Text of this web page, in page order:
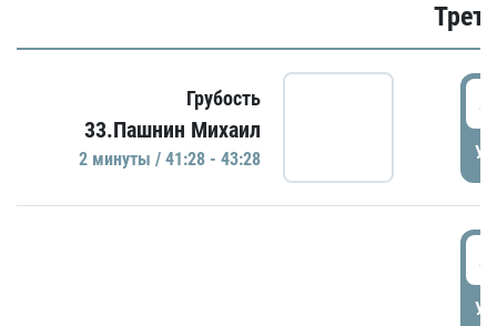
Грубость
33.Пашнин Михаил
2 минуты / 41:28 - 43:28